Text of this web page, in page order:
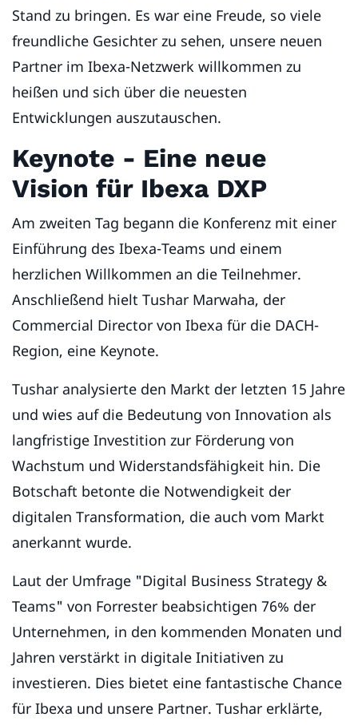
Stand zu bringen. Es war eine Freude, so viele
freundliche Gesichter zu sehen, unsere neuen
Partner im Ibexa-Netzwerk willkommen zu
heißen und sich über die neuesten
Entwicklungen auszutauschen.
Keynote - Eine neue
Vision für Ibexa DXP
Am zweiten Tag begann die Konferenz mit einer
Einführung des Ibexa-Teams und einem
herzlichen Willkommen an die Teilnehmer.
Anschließend hielt Tushar Marwaha, der
Commercial Director von Ibexa für die DACH-
Region, eine Keynote.
Tushar analysierte den Markt der letzten 15 Jahre
und wies auf die Bedeutung von Innovation als
langfristige Investition zur Förderung von
Wachstum und Widerstandsfähigkeit hin. Die
Botschaft betonte die Notwendigkeit der
digitalen Transformation, die auch vom Markt
anerkannt wurde.
Laut der Umfrage "Digital Business Strategy &
Teams" von Forrester beabsichtigen 76% der
Unternehmen, in den kommenden Monaten und
Jahren verstärkt in digitale Initiativen zu
investieren. Dies bietet eine fantastische Chance
für Ibexa und unsere Partner. Tushar erklärte,